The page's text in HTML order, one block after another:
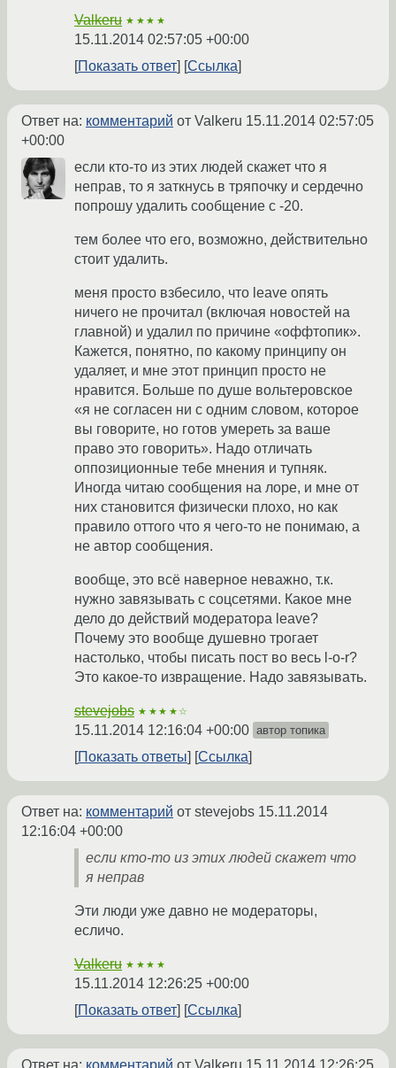
Valkeru ★★★★
15.11.2014 02:57:05 +00:00
Показать ответ
Ссылка
Ответ на: комментарий от Valkeru 15.11.2014 02:57:05
+00:00
если кто-то из этих людей скажет что я
неправ, то я заткнусь в тряпочку и сердечно
попрошу удалить сообщение с -20.
тем более что его, возможно, действительно
стоит удалить.
меня просто взбесило, что leave опять
ничего не прочитал (включая новостей на
главной) и удалил по причине «оффтопик».
Кажется, понятно, по какому принципу он
удаляет, и мне этот принцип просто не
нравится. Больше по душе вольтеровское
«я не согласен ни с одним словом, которое
вы говорите, но готов умереть за ваше
право это говорить». Надо отличать
оппозиционные тебе мнения и тупняк.
Иногда читаю сообщения на лоре, и мне от
них становится физически плохо, но как
правило оттого что я чего-то не понимаю, а
не автор сообщения.
вообще, это всё наверное неважно, т.к.
нужно завязывать с соцсетями. Какое мне
дело до действий модератора leave?
Почему это вообще душевно трогает
настолько, чтобы писать пост во весь l-o-r?
Это какое-то извращение. Надо завязывать.
stevejobs ★★★★☆
15.11.2014 12:16:04 +00:00 автор топика
Показать ответы Ссылка
Ответ на: комментарий от stevejobs 15.11.2014
12:16:04 +00:00
если кто-то из этих людей скажет что
я неправ
Эти люди уже давно не модераторы,
есличо.
Valkeru ★★★★
15.11.2014 12:26:25 +00:00
Показать ответ
Ссылка